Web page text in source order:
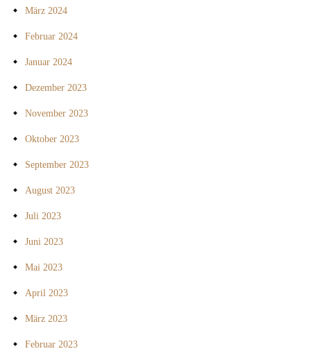
März 2024
Februar 2024
Januar 2024
Dezember 2023
November 2023
Oktober 2023
September 2023
August 2023
Juli 2023
Juni 2023
Mai 2023
April 2023
März 2023
Februar 2023